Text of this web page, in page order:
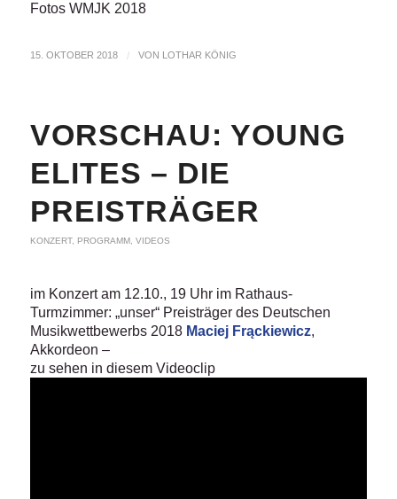
Fotos WMJK 2018
15. OKTOBER 2018 / VON LOTHAR KÖNIG
VORSCHAU: YOUNG
ELITES – DIE
PREISTRÄGER
KONZERT, PROGRAMM, VIDEOS
im Konzert am 12.10., 19 Uhr im Rathaus-
Turmzimmer: „unser“ Preisträger des Deutschen
Musikwettbewerbs 2018 Maciej Frąckiewicz,
Akkordeon –
zu sehen in diesem Videoclip